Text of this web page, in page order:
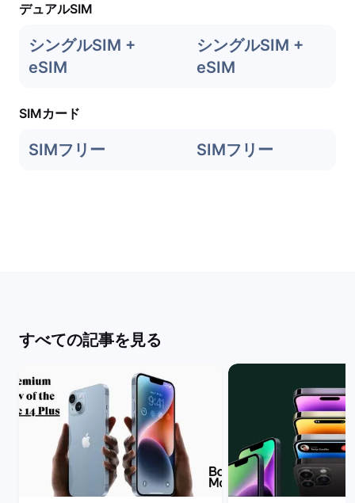
デュアルSIM
シングルSIM +
eSIM
シングルSIM +
eSIM
SIMカード
SIMフリー SIMフリー
すべての記事を見る